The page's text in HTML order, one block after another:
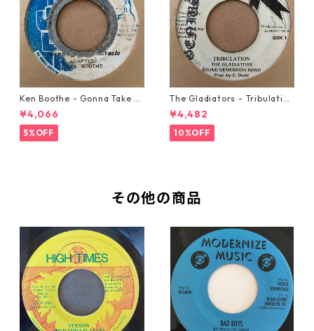
Ken Boothe - Gonna Take A
Miracle【7-21362】
¥4,066
5%OFF
The Gladiators - Tribulation
【7-21365】
¥4,482
10%OFF
その他の商品